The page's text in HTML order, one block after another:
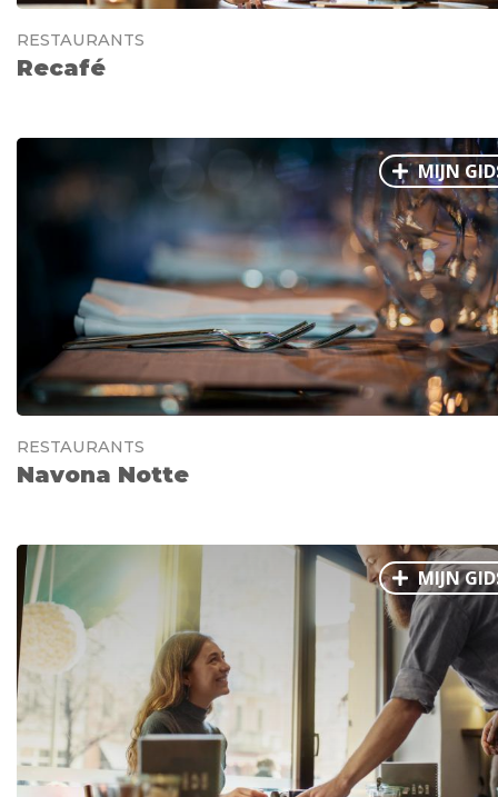
RESTAURANTS
Recafé
MIJN
RESTAURANTS
Navona Notte
MIJN